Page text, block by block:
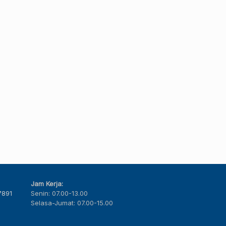
Jam Kerja:
Senin: 07.00-13.00
Selasa-Jumat: 07.00-15.00